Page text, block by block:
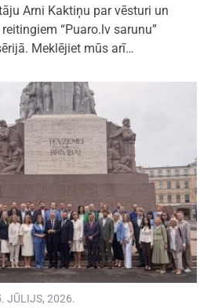
Arni Kaktiņu par vēsturi un
“Puaro.lv sarunu”
Meklējiet mūs arī…
JŪLIJS, 2026.